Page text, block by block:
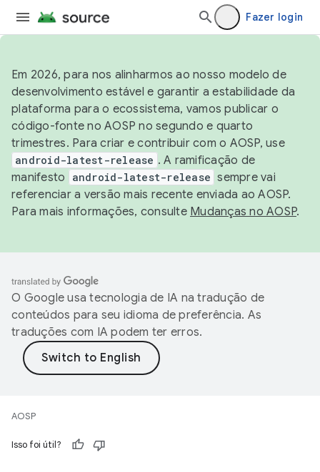
Fazer login
Em 2026, para nos alinharmos ao nosso modelo de
desenvolvimento estável e garantir a estabilidade da
plataforma para o ecossistema, vamos publicar o
código-fonte no AOSP no segundo e quarto
trimestres. Para criar e contribuir com o AOSP, use
android-latest-release . A ramificação de
manifesto
android-latest-release sempre vai
referenciar a versão mais recente enviada ao AOSP.
Para mais informações, consulte Mudanças no AOSP.
O Google usa tecnologia de IA na tradução de
conteúdos para seu idioma de preferência. As
traduções com IA podem ter erros.
AOSP
Isso foi útil?